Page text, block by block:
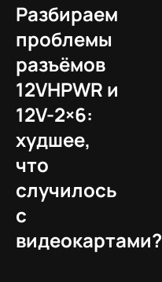
Разбираем
проблемы
разъёмов
12VHPWR и
12V-2×6:
худшее,
что
случилось
с
видеокартами?